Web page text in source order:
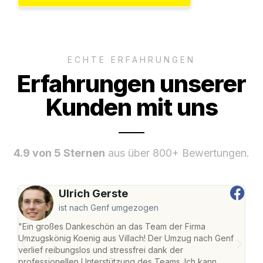
ECHTE ERFAHRUNGEN
Erfahrungen unserer
Kunden mit uns
4.9 von 5 Sternen aus über 800+ Bewertungen.
Ulrich Gerste
ist nach Genf umgezogen
"Ein großes Dankeschön an das Team der Firma
Umzugskönig Koenig aus Villach! Der Umzug nach Genf
verlief reibungslos und stressfrei dank der